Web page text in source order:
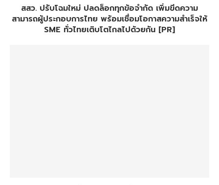
สสว. ปรับโฉมใหม่ ปลดล็อกทุกข้อจำกัด เพิ่มขีดความ
สามารถผู้ประกอบการไทย พร้อมเชื่อมโอกาสความสำเร็จให้
SME ทั่วไทยเติบโตไกลไปด้วยกัน [PR]